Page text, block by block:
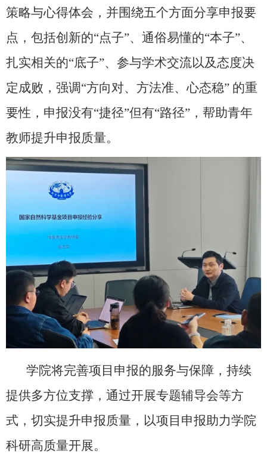
策略与心得体会，并围绕五个方面分享申报要
点，包括创新的“点子”、通俗易懂的“本子”、
扎实相关的“底子”、参与学术交流以及态度决
定成败，强调“方向对、方法准、心态稳” 的重
要性，申报没有“捷径”但有“路径” ，帮助青年
教师提升申报质量。
学院将完善项目申报的服务与保障，持续
提供多方位支撑，通过开展专题辅导会等方
式，切实提升申报质量，以项目申报助力学院
科研高质量开展。